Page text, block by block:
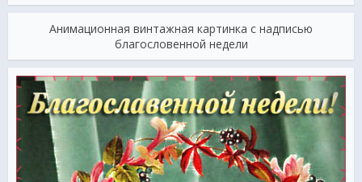
Анимационная винтажная картинка с надписью
благословенной недели